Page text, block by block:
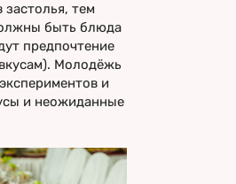
тем
быть блюда
предпочтение
Молодёжь
и
и неожиданные